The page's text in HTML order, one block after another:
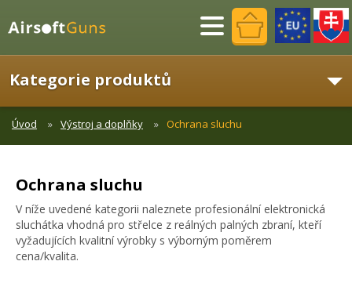
Menu
Kategorie produktů
Úvod Výstroj a doplňky Ochrana sluchu
Ochrana sluchu
V níže uvedené kategorii naleznete profesionální elektronická
sluchátka vhodná pro střelce z reálných palných zbraní, kteří
vyžadujících kvalitní výrobky s výborným poměrem
cena/kvalita.